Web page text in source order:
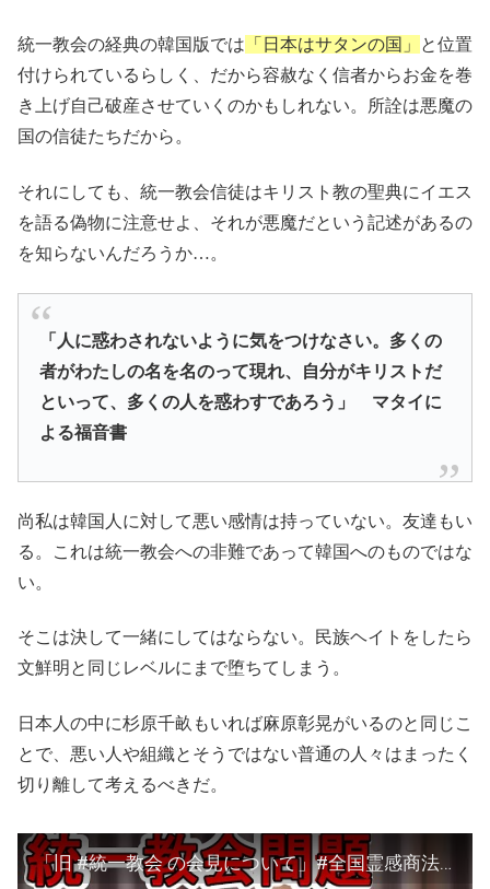
統一教会の経典の韓国版では 「日本はサタンの国」
と位置
付けられているらしく、だから容赦なく信者からお金を巻
き上げ自己破産させていくのかもしれない。所詮は悪魔の
国の信徒たちだから。
それにしても、統一教会信徒はキリスト教の聖典にイエス
を語る偽物に注意せよ、それが悪魔だという記述があるの
を知らないんだろうか…。
「人に惑わされないように気をつけなさい。多くの
者がわたしの名を名のって現れ、自分がキリストだ
といって、多くの人を惑わすであろう」 マタイに
よる福音書
尚私は韓国人に対して悪い感情は持っていない。友達もい
る。これは統一教会への非難であって韓国へのものではな
い。
そこは決して一緒にしてはならない。民族ヘイトをしたら
文鮮明と同じレベルにまで堕ちてしまう。
日本人の中に杉原千畝もいれば麻原彰晃がいるのと同じこ
とで、悪い人や組織とそうではない普通の人々はまったく
切り離して考えるべきだ。
「旧 #統一教会 の会見について」#全国霊感商法対策弁護士連絡会 が記者会見 #タイムライン あり 2022/07/12 (火) 1730～